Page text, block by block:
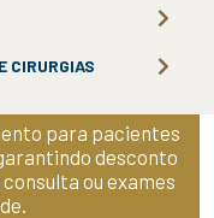
CIRURGIAS
para pacientes
desconto
ou exames